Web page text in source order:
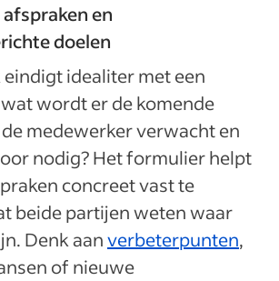
en
doelen
idealiter met een
wordt er de komende
medewerker verwacht en
nodig? Het formulier helpt
concreet vast te
beide partijen weten waar
Denk aanverbeterpunten,
of nieuwe